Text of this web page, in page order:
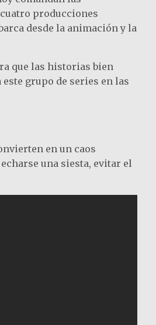
producciones
desde la animación y la
que las historias bien
grupo de series en las
en un caos
una siesta, evitar el